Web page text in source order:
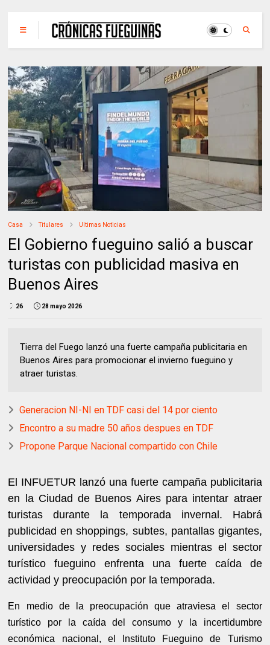
Casa Titulares Ultimas Noticias
El Gobierno fueguino salió a buscar
turistas con publicidad masiva en
Buenos Aires
26 28 mayo 2026
Tierra del Fuego lanzó una fuerte campaña publicitaria en
Buenos Aires para promocionar el invierno fueguino y
atraer turistas.
Generacion NI-NI en TDF casi del 14 por ciento
Encontro a su madre 50 años despues en TDF
Propone Parque Nacional compartido con Chile
El INFUETUR lanzó una fuerte campaña publicitaria
en la Ciudad de Buenos Aires para intentar atraer
turistas durante la temporada invernal. Habrá
publicidad en shoppings, subtes, pantallas gigantes,
universidades y redes sociales mientras el sector
turístico fueguino enfrenta una fuerte caída de
actividad y preocupación por la temporada.
En medio de la preocupación que atraviesa el sector
turístico por la caída del consumo y la incertidumbre
económica nacional, el Instituto Fueguino de Turismo